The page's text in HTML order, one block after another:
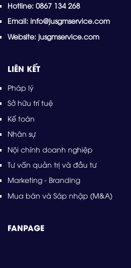
Hotline: 0867 134 268
Email: info@jusgmservice.com
Website: jusgmservice.com
LIÊN KẾT
Pháp lý
Sở hữu trí tuệ
Kế toán
Nhân sự
Nội chính doanh nghiệp
Tư vấn quản trị và đầu tư
Marketing - Branding
Mua bán và Sáp nhập (M&A)
FANPAGE